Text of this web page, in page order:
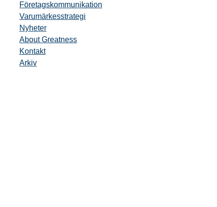
Företagskommunikation
Varumärkesstrategi
Nyheter
About Greatness
Kontakt
Arkiv